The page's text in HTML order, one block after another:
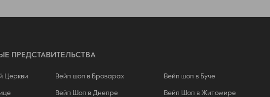
ПРЕДСТАВИТЕЛЬСТВА
Церкви Вейп шоп в Броварах Вейп шоп в Буче
Вейп Шоп в Днепре Вейп Шоп в Житомире